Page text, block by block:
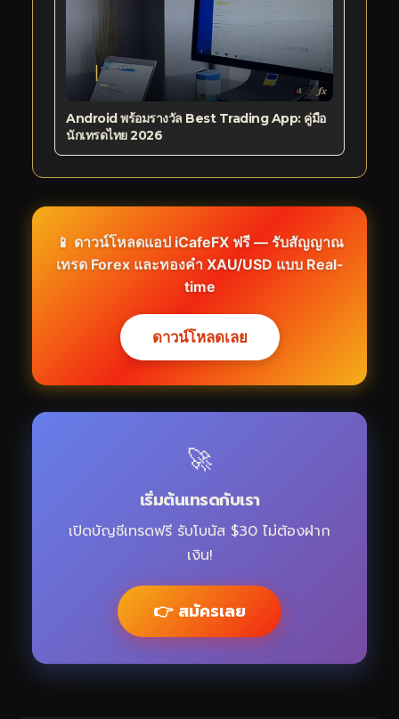
Android พร้อมรางวัล Best Trading App: คู่มือ
นักเทรดไทย 2026
📱 ดาวน์โหลดแอป iCafeFX ฟรี — รับสัญญาณ
เทรด Forex และทองคำ XAU/USD แบบ Real-
time
ดาวน์โหลดเลย
🚀
เริ่มต้นเทรดกับเรา
เปิดบัญชีเทรดฟรี รับโบนัส $30 ไม่ต้องฝาก
เงิน!
👉 สมัครเลย